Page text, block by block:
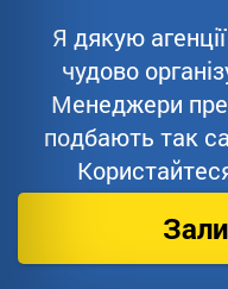
Я дякую
чудово
Менеджери
подбають так